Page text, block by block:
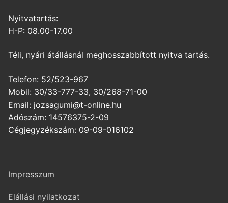
Nyitvatartás:
H-P: 08.00-17.00
Téli, nyári átállásnál meghosszabbított nyitva tartás.
Telefon: 52/523-967
Mobil: 30/33-777-33, 30/268-71-00
Email: jozsagumi@t-online.hu
Adószám: 14576375-2-09
Cégjegyzékszám: 09-09-016102
Impresszum
Elállási nyilatkozat